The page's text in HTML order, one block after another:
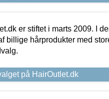
er stiftet i marts 2009. I
billige hårprodukter med
på HairOutlet.dk